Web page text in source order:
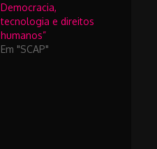
Democracia,
tecnologia e direitos
humanos”
Em "SCAP"